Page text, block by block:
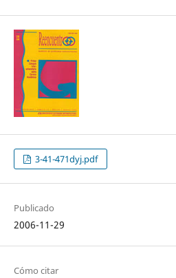
3-41-471dyj.pdf
Publicado
2006-11-29
Cómo citar